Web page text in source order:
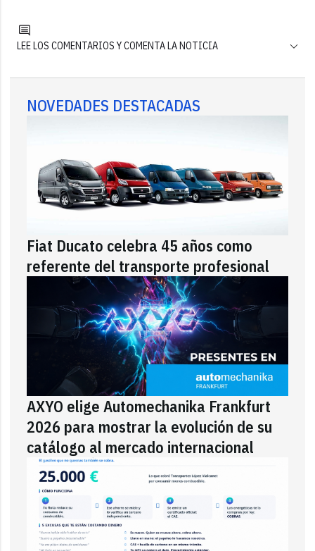
LEE LOS COMENTARIOS Y COMENTA LA NOTICIA
NOVEDADES DESTACADAS
Fiat Ducato celebra 45 años como
referente del transporte profesional
AXYO elige Automechanika Frankfurt
2026 para mostrar la evolución de su
catálogo al mercado internacional